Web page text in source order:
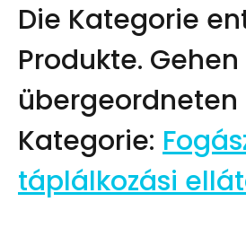
Die Kategorie
Produkte. Gehen
übergeordneten
Kategorie:
táplálkozási